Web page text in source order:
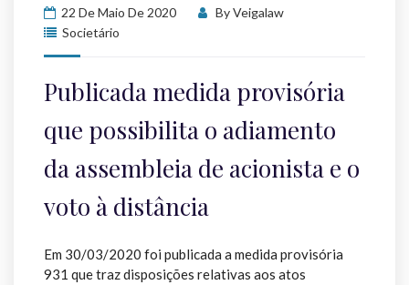
22 De Maio De 2020 ByVeigalaw
Societário
Publicada medida provisória
que possibilita o adiamento
da assembleia de acionista e o
voto à distância
Em 30/03/2020 foi publicada a medida provisória
931 que traz disposições relativas aos atos